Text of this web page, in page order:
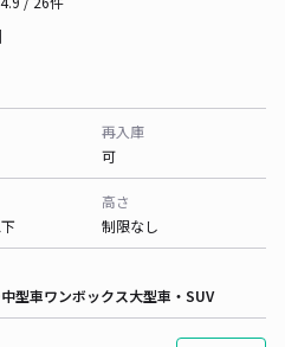
再入庫
可
高さ
制限なし
中型車ワンボックス大型車・SUV